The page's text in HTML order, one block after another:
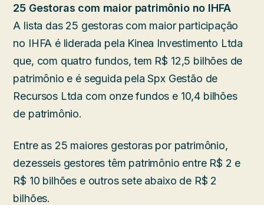
25 Gestoras com maior patrimônio no IHFA
A lista das 25 gestoras com maior participação
no IHFA é liderada pela Kinea Investimento Ltda
que, com quatro fundos, tem R$ 12,5 bilhões de
patrimônio e é seguida pela Spx Gestão de
Recursos Ltda com onze fundos e 10,4 bilhões
de patrimônio.
Entre as 25 maiores gestoras por patrimônio,
dezesseis gestores têm patrimônio entre R$ 2 e
R$ 10 bilhões e outros sete abaixo de R$ 2
bilhões.